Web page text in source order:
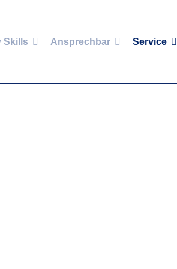
Skills Ansprechbar Service